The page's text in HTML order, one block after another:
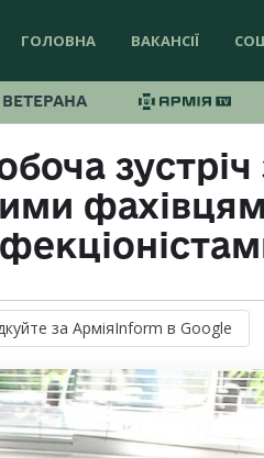
ГОЛОВНА ВАКАНСІЇ
зустріч
за АрміяInform в Google